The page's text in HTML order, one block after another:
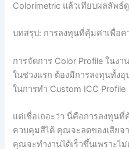
Colorimetric แล้วเทียบผลลัพธ์ดู
บทสรุป: การลงทุนที่คุ้มค่าเพื่อ
การจัดการ Color Profile ในง
ในช่วงแรก ต้องมีการลงทุนทั้ง
ในการทำ Custom ICC Profile
แต่เชื่อเถอะว่า นี่คือการลงทุน
ควบคุมสีได้ คุณจะลดของเสียจ
คุณจะทำงานได้เร็วขึ้นเพราะไ